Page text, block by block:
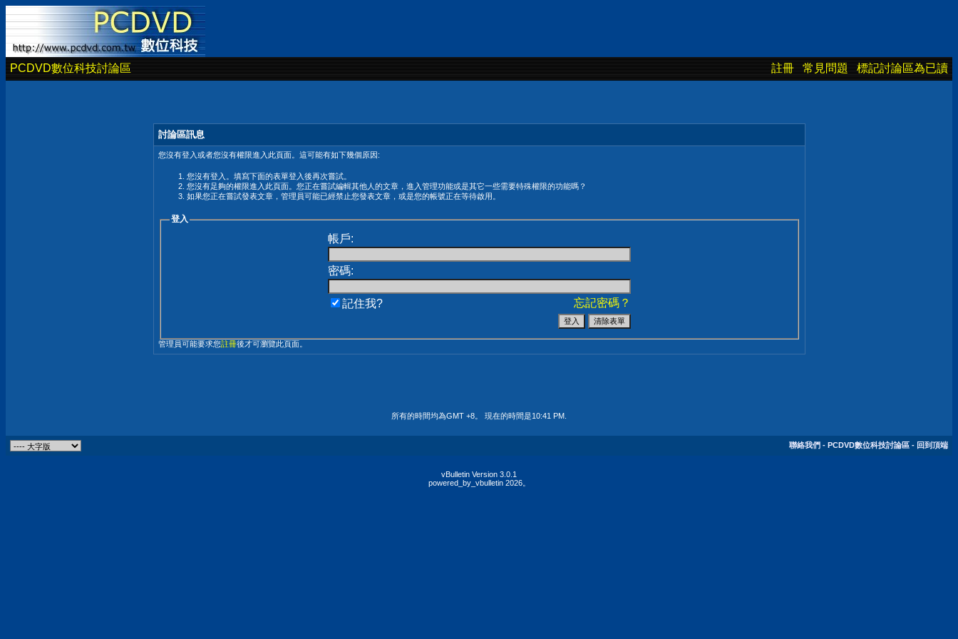
PCDVD數位科技討論區 註冊 常見問題 標記討論區為已讀
討論區訊息
您沒有登入或者您沒有權限進入此頁面。這可能有如下幾個原因:
您沒有登入。填寫下面的表單登入後再次嘗試。
您沒有足夠的權限進入此頁面。您正在嘗試編輯其他人的文章，進入管理功能或是其它一些需要特殊權限的功能嗎？
如果您正在嘗試發表文章，管理員可能已經禁止您發表文章，或是您的帳號正在等待啟用。
登入
帳戶:
密碼:
忘記密碼？
記住我?
管理員可能要求您註冊後才可瀏覽此頁面。
所有的時間均為GMT +8。 現在的時間是10:41 PM
聯絡我們 - PCDVD數位科技討論區 - 回到頂端
vBulletin Version 3.0.1
powered_by_vbulletin 2026。